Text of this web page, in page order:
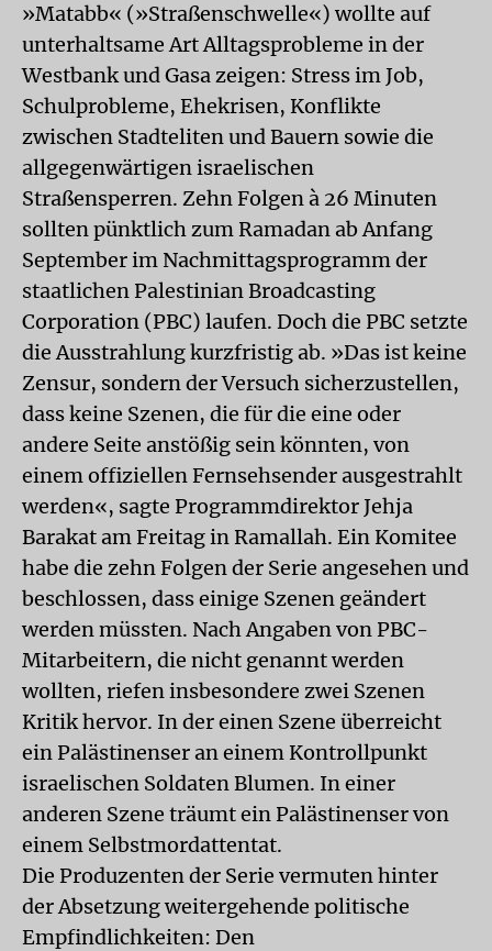
»Matabb« (»Straßenschwelle«) wollte auf
unterhaltsame Art Alltagsprobleme in der
Westbank und Gasa zeigen: Stress im Job,
Schulprobleme, Ehekrisen, Konflikte
zwischen Stadteliten und Bauern sowie die
allgegenwärtigen israelischen
Straßensperren. Zehn Folgen à 26 Minuten
sollten pünktlich zum Ramadan ab Anfang
September im Nachmittagsprogramm der
staatlichen Palestinian Broadcasting
Corporation (PBC) laufen. Doch die PBC setzte
die Ausstrahlung kurzfristig ab. »Das ist keine
Zensur, sondern der Versuch sicherzustellen,
dass keine Szenen, die für die eine oder
andere Seite anstößig sein könnten, von
einem offiziellen Fernsehsender ausgestrahlt
werden«, sagte Programmdirektor Jehja
Barakat am Freitag in Ramallah. Ein Komitee
habe die zehn Folgen der Serie angesehen und
beschlossen, dass einige Szenen geändert
werden müssten. Nach Angaben von PBC-
Mitarbeitern, die nicht genannt werden
wollten, riefen insbesondere zwei Szenen
Kritik hervor. In der einen Szene überreicht
ein Palästinenser an einem Kontrollpunkt
israelischen Soldaten Blumen. In einer
anderen Szene träumt ein Palästinenser von
einem Selbstmordattentat.
Die Produzenten der Serie vermuten hinter
der Absetzung weitergehende politische
Empfindlichkeiten: Den